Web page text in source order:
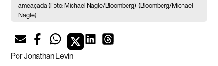
ameaçada (Foto: Michael Nagle/Bloomberg) (Bloomberg/Michael
Nagle)
PorJonathan Levin